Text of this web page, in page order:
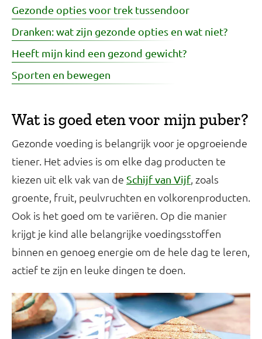
Gezonde opties voor trek tussendoor
Dranken: wat zijn gezonde opties en wat niet?
Heeft mijn kind een gezond gewicht?
Sporten en bewegen
Wat is goed eten voor mijn puber?
Gezonde voeding is belangrijk voor je opgroeiende
tiener. Het advies is om elke dag producten te
kiezen uit elk vak van de Schijf van Vijf, zoals
groente, fruit, peulvruchten en volkorenproducten.
Ook is het goed om te variëren. Op die manier
krijgt je kind alle belangrijke voedingsstoffen
binnen en genoeg energie om de hele dag te leren,
actief te zijn en leuke dingen te doen.